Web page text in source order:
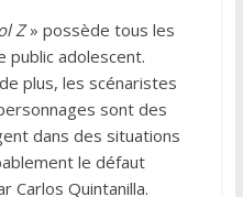
Z» possède tous les
public adolescent.
plus, les scénaristes
sont des
dans des situations
le défaut
Carlos Quintanilla.